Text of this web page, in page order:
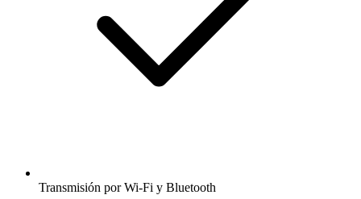
Transmisión por Wi-Fi y Bluetooth